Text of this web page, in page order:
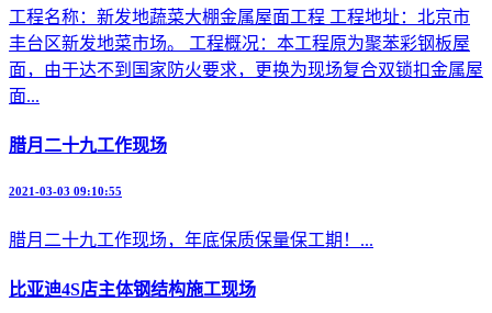
工程名称：新发地蔬菜大棚金属屋面工程 工程地址：北京市
丰台区新发地菜市场。 工程概况：本工程原为聚苯彩钢板屋
面，由于达不到国家防火要求，更换为现场复合双锁扣金属屋
面...
腊月二十九工作现场
2021-03-03 09:10:55
腊月二十九工作现场，年底保质保量保工期！...
比亚迪4S店主体钢结构施工现场